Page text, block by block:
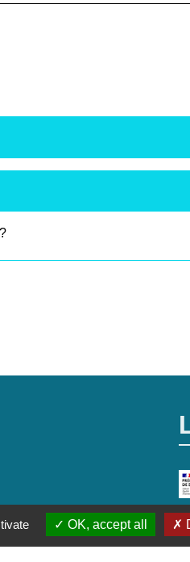
OK, accept all